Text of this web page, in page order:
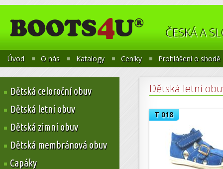
ČESKÁ A
Úvod O nás Katalogy Ceníky Prohlášení o shodě
Dětská celoroční obuv
Dětská letní obuv
Dětská zimní obuv
Dětská membránová obuv
Capáky
Dětská letní
T 018